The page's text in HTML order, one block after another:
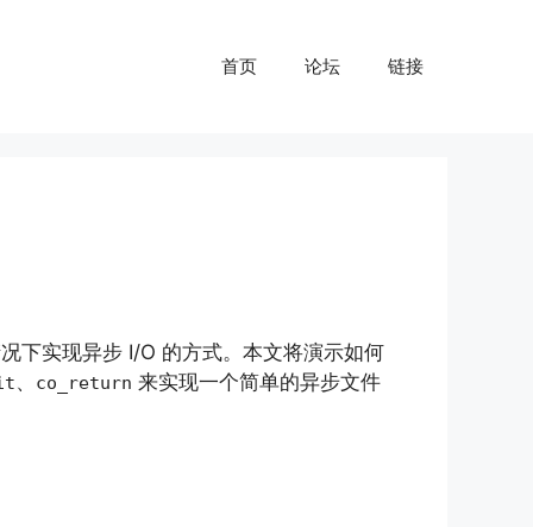
首页 论坛 链接
下实现异步 I/O 的方式。本文将演示如何
、 co_return 来实现一个简单的异步文件